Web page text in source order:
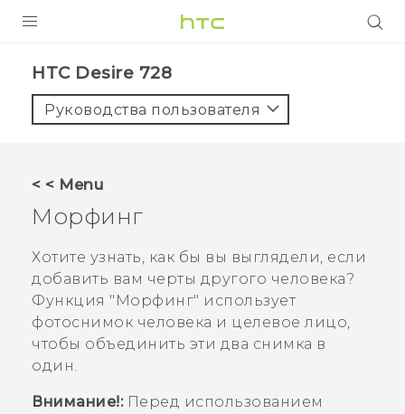
5G
ПОДДЕРЖКА
HTC Desire 728‎
Руководства пользователя
< < Menu
Морфинг
Хотите узнать, как бы вы выглядели, если
добавить вам черты другого человека?
Функция "‍ Морфинг"‍ использует
фотоснимок человека и целевое лицо,
чтобы объединить эти два снимка в
один.
Внимание!:Перед использованием